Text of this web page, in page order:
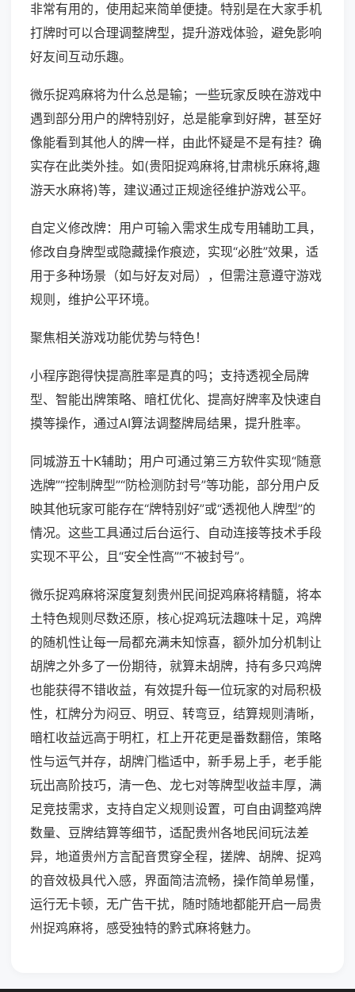
非常有用的，使用起来简单便捷。特别是在大家手机
打牌时可以合理调整牌型，提升游戏体验，避免影响
好友间互动乐趣。
微乐捉鸡麻将为什么总是输；一些玩家反映在游戏中
遇到部分用户的牌特别好，总是能拿到好牌，甚至好
像能看到其他人的牌一样，由此怀疑是不是有挂？确
实存在此类外挂。如(贵阳捉鸡麻将,甘肃桃乐麻将,趣
游天水麻将)等，建议通过正规途径维护游戏公平。
自定义修改牌：用户可输入需求生成专用辅助工具，
修改自身牌型或隐藏操作痕迹，实现“必胜”效果，适
用于多种场景（如与好友对局），但需注意遵守游戏
规则，维护公平环境。
聚焦相关游戏功能优势与特色！
小程序跑得快提高胜率是真的吗；支持透视全局牌
型、智能出牌策略、暗杠优化、提高好牌率及快速自
摸等操作，通过AI算法调整牌局结果，提升胜率。
同城游五十K辅助；用户可通过第三方软件实现“随意
选牌”“控制牌型”“防检测防封号”等功能，部分用户反
映其他玩家可能存在“牌特别好”或“透视他人牌型”的
情况。这些工具通过后台运行、自动连接等技术手段
实现不平公，且“安全性高”“不被封号”。
微乐捉鸡麻将深度复刻贵州民间捉鸡麻将精髓，将本
土特色规则尽数还原，核心捉鸡玩法趣味十足，鸡牌
的随机性让每一局都充满未知惊喜，额外加分机制让
胡牌之外多了一份期待，就算未胡牌，持有多只鸡牌
也能获得不错收益，有效提升每一位玩家的对局积极
性，杠牌分为闷豆、明豆、转弯豆，结算规则清晰，
暗杠收益远高于明杠，杠上开花更是番数翻倍，策略
性与运气并存，胡牌门槛适中，新手易上手，老手能
玩出高阶技巧，清一色、龙七对等牌型收益丰厚，满
足竞技需求，支持自定义规则设置，可自由调整鸡牌
数量、豆牌结算等细节，适配贵州各地民间玩法差
异，地道贵州方言配音贯穿全程，搓牌、胡牌、捉鸡
的音效极具代入感，界面简洁流畅，操作简单易懂，
运行无卡顿，无广告干扰，随时随地都能开启一局贵
州捉鸡麻将，感受独特的黔式麻将魅力。